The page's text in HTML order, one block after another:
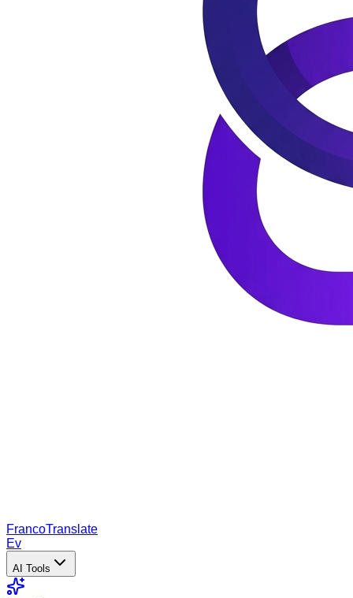
FrancoTranslate
Ev
AI Tools